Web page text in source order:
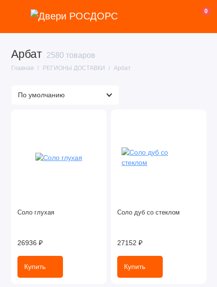
0
Арбат 2580 товаров
Главная РЕГИОНЫ ДОСТАВКИ Арбат
Соло глухая
26936 ₽
Купить
Соло дуб со стеклом
27152 ₽
Купить